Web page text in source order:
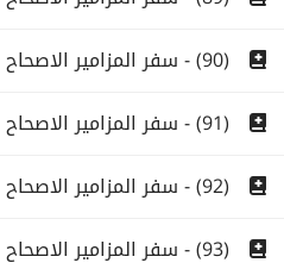
(90) - سفر المزامير الاصحاح التسعون
(91) - سفر المزامير الاصحاح الحادى والتسعون
(92) - سفر المزامير الاصحاح الثانى والتسعون
(93) - سفر المزامير الاصحاح الثالث والتسعون